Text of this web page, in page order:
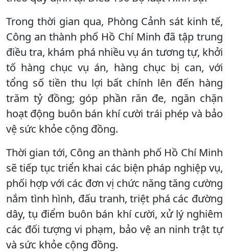
Trong thời gian qua, Phòng Cảnh sát kinh tế,
Công an thành phố Hồ Chí Minh đã tập trung
điều tra, khám phá nhiều vụ án tương tự, khởi
tố hàng chục vụ án, hàng chục bị can, với
tổng số tiền thu lợi bất chính lên đến hàng
trăm tỷ đồng; góp phần răn đe, ngăn chặn
hoạt động buôn bán khí cười trái phép và bảo
vệ sức khỏe cộng đồng.
Thời gian tới, Công an thành phố Hồ Chí Minh
sẽ tiếp tục triển khai các biện pháp nghiệp vụ,
phối hợp với các đơn vị chức năng tăng cường
nắm tình hình, đấu tranh, triệt phá các đường
dây, tụ điểm buôn bán khí cười, xử lý nghiêm
các đối tượng vi phạm, bảo vệ an ninh trật tự
và sức khỏe cộng đồng.